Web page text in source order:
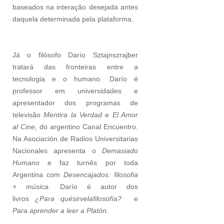
baseados na interação desejada antes
daquela determinada pela plataforma.
Já o filósofo Darío Sztajnszrajber
tratará das fronteiras entre a
tecnologia e o humano. Darío é
professor em universidades e
apresentador dos programas de
televisãoMentira la Verdade El Amor
al Cine, do argentino Canal Encuentro.
Na Asociación de Radios Universitarias
Nacionales apresenta o Demasiado
Humano e faz turnês por toda
Argentina com Desencajados: filosofia
+ música.
Darío é autor dos
livros ¿Para quésirvelafilosofía?
e
Para aprender a leer a Platón.